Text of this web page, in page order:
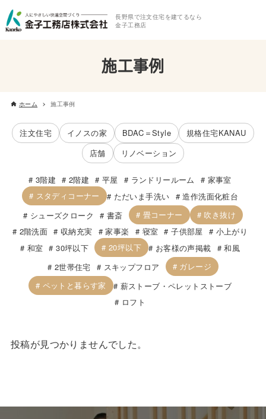
長野県で注文住宅を建てるなら
金子工務店
施工事例
ホーム 施工事例
注文住宅 イノスの家 BDAC＝Style
規格住宅KANAU
店舗
リノベーション
3階建 2階建 平屋 ランドリールーム
家事室
スタディコーナー
ただいま手洗い
造作洗面化粧台
シューズクローク
書斎 畳コーナー
吹き抜け
2階洗面
収納充実 家事楽 寝室 子供部屋
小上がり
和室
30坪以下 20坪以下 お客様の声掲載
和風
2世帯住宅
スキップフロア
ガレージ
ペットと暮らす家
薪ストーブ・ペレットストーブ
ロフト
投稿が見つかりませんでした。